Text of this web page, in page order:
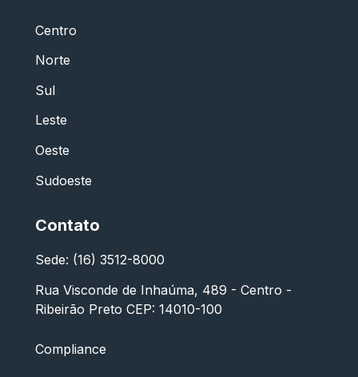
Centro
Norte
Sul
Leste
Oeste
Sudoeste
Contato
Sede: (16) 3512-8000
Rua Visconde de Inhaúma, 489 - Centro -
Ribeirão Preto CEP: 14010-100
Compliance